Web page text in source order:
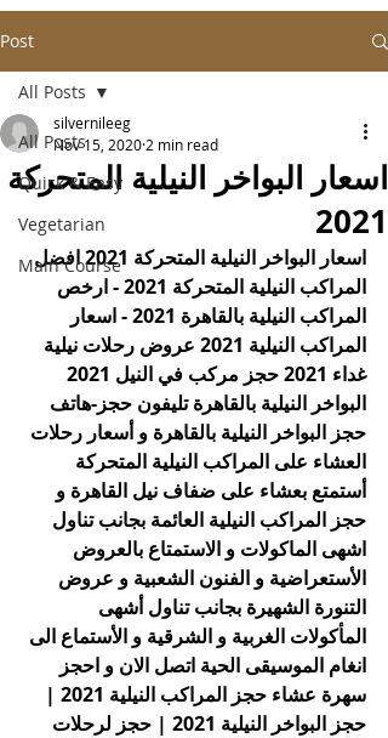
Post
All Posts
Quick & Easy
Vegetarian
Main Course
All Posts
اسعار البواخر النيلية المتحركة
2021
silvernileeg
Nov 15, 2020 2 min read
اسعار البواخر النيلية المتحركة 2021 افضل
المراكب النيلية المتحركة 2021 - ارخص
المراكب النيلية بالقاهرة 2021 - اسعار
المراكب النيلية 2021 عروض رحلات نيلية
البواخر النيلية بالقاهرة تليفون حجز-هاتف
حجز البواخر النيلية بالقاهرة و أسعار رحلات
العشاء على المراكب النيلية المتحركة
أستمتع بعشاء على ضفاف نيل القاهرة و
حجز المراكب النيلية العائمة بجانب تناول
اشهى الماكولات و الاستمتاع بالعروض
الأستعراضية و الفنون الشعبية و عروض
التنورة الشهيرة بجانب تناول أشهى
المأكولات الغربية و الشرقية و الأستماع الى
انغام الموسيقى الحية اتصل الان و احجز
سهرة عشاء حجز المراكب النيلية 2021 |
حجز البواخر النيلية 2021 | حجز لرحلات